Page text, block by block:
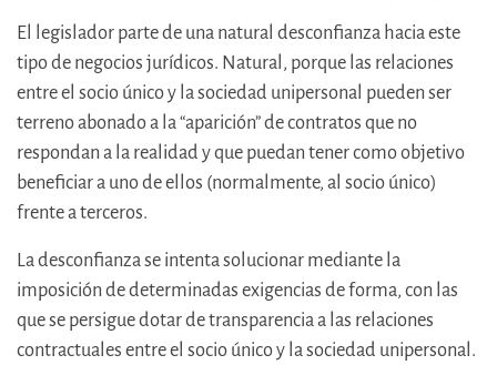
El legislador parte de una natural desconfianza hacia este
tipo de negocios jurídicos. Natural, porque las relaciones
entre el socio único y la sociedad unipersonal pueden ser
terreno abonado a la “aparición” de contratos que no
respondan a la realidad y que puedan tener como objetivo
beneficiar a uno de ellos (normalmente, al socio único)
frente a terceros.
La desconfianza se intenta solucionar mediante la
imposición de determinadas exigencias de forma, con las
que se persigue dotar de transparencia a las relaciones
contractuales entre el socio único y la sociedad unipersonal.